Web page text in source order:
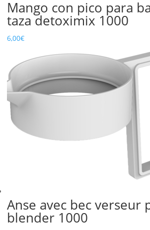
Mango con pico para
taza detoximix 1000
6,00€
Anse avec bec verseur
blender 1000